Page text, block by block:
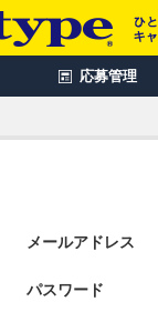
応募管理
メールアドレス
パスワード